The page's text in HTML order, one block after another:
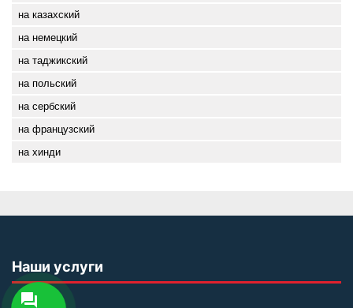
на казахский
на немецкий
на таджикский
на польский
на сербский
на французский
на хинди
Наши услуги